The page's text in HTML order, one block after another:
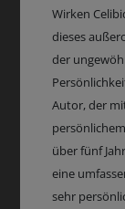
Wirken
dieses
der
Autor, der
über fünf
eine
sehr